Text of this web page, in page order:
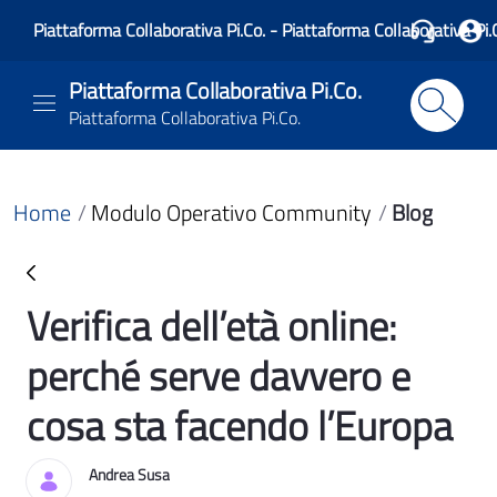
Piattaforma Collaborativa Pi.Co. - Piattaforma Collaborativa
Piattaforma Collaborativa Pi.Co.
Piattaforma Collaborativa Pi.Co.
Home Modulo Operativo Community Blog
BlogVerifica dell’età online:
perché serve davvero e
cosa sta facendo l’Europa
Andrea Susa